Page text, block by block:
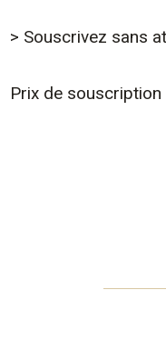
> Souscrivez sans
Prix de